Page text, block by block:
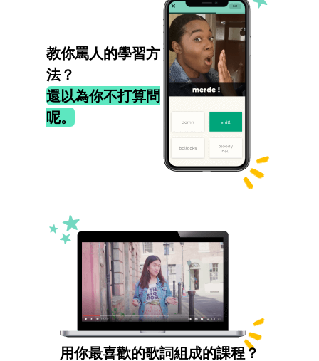
教你罵人的學習方
法？
還以為你不打算問
呢。
用你最喜歡的歌詞組成的課程？